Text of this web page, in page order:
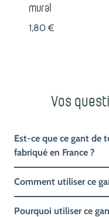
mural
1,80€
Vos
Est-ce que ce gant de
fabriqué en France ?
Comment utiliser ce
Pourquoi utiliser ce